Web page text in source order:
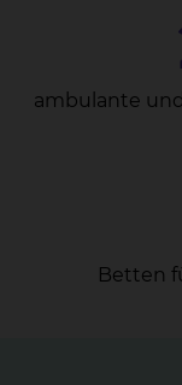
ambulante
Betten